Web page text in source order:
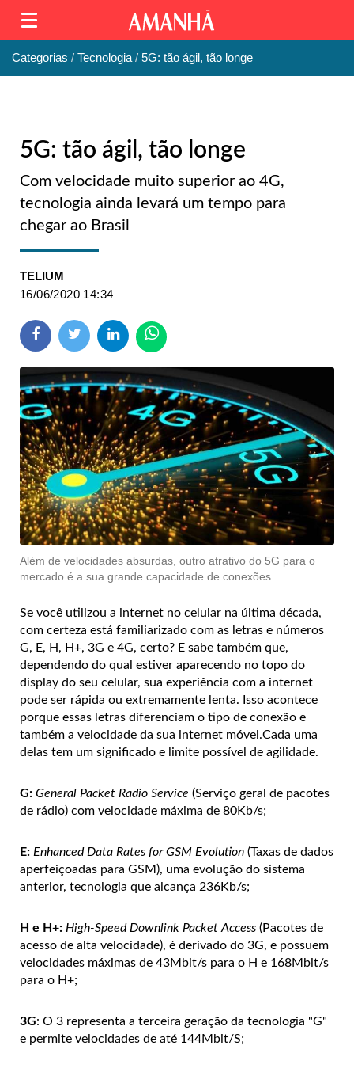
Categorias Tecnologia 5G: tão ágil, tão longe
5G: tão ágil, tão longe
Com velocidade muito superior ao 4G,
tecnologia ainda levará um tempo para
chegar ao Brasil
TELIUM
16/06/2020 14:34
Além de velocidades absurdas, outro atrativo do 5G para o
mercado é a sua grande capacidade de conexões
Se você utilizou a internet no celular na última década,
com certeza está familiarizado com as letras e números
G, E, H, H+, 3G e 4G, certo? E sabe também que,
dependendo do qual estiver aparecendo no topo do
display do seu celular, sua experiência com a internet
pode ser rápida ou extremamente lenta. Isso acontece
porque essas letras diferenciam o tipo de conexão e
também a velocidade da sua internet móvel.Cada uma
delas tem um significado e limite possível de agilidade.
G: General Packet Radio Service (Serviço geral de pacotes
de rádio) com velocidade máxima de 80Kb/s;
E: Enhanced Data Rates for GSM Evolution (Taxas de dados
aperfeiçoadas para GSM), uma evolução do sistema
anterior, tecnologia que alcança 236Kb/s;
H e H+: High-Speed Downlink Packet Access (Pacotes de
acesso de alta velocidade), é derivado do 3G, e possuem
velocidades máximas de 43Mbit/s para o H e 168Mbit/s
para o H+;
3G: O 3 representa a terceira geração da tecnologia "G"
e permite velocidades de até 144Mbit/S;